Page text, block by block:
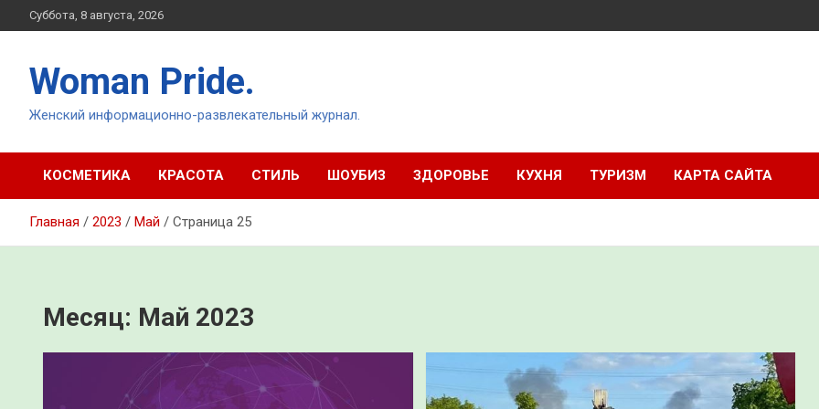
Перейти
к
Суббота, 8 августа, 2026
Woman Pride.
Женский информационно-развлекательный журнал.
КОСМЕТИКА КРАСОТА СТИЛЬ ШОУБИЗ ЗДОРОВЬЕ КУХНЯ ТУРИЗМ КАРТА САЙТА
Главная 2023 Май Страница 25
Месяц: Май 2023